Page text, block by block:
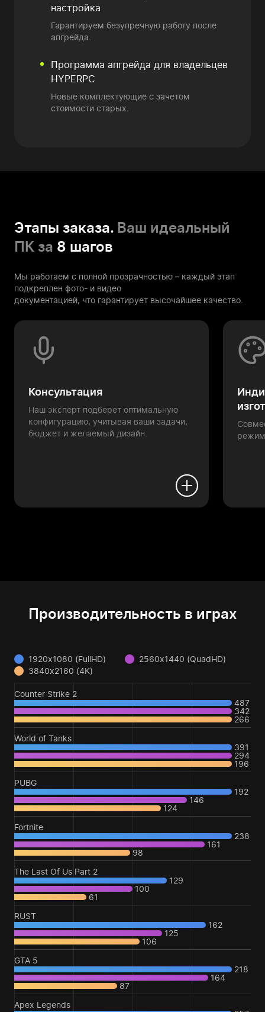
настройка
Гарантируем безупречную работу после
апгрейда.
Программа апгрейда для владельцев
HYPERPC
Новые комплектующие с зачетом
стоимости старых.
Этапы заказа. Ваш идеальный
ПК за 8 шагов
Мы работаем с полной прозрачностью – каждый этап
подкреплен фото- и видео
документацией, что гарантирует высочайшее качество.
Консультация
Наш эксперт подберет оптимальную
конфигурацию, учитывая ваши задачи,
бюджет и желаемый дизайн.
Производительность в играх
1920x1080 (FullHD)
2560x1440 (QuadHD)
3840x2160 (4K)
Counter Strike 2
487
342
266
World of Tanks
391
294
196
PUBG
192
146
124
Fortnite
238
161
98
The Last Of Us Part 2
129
100
61
RUST
162
125
106
GTA 5
218
164
87
Apex Legends